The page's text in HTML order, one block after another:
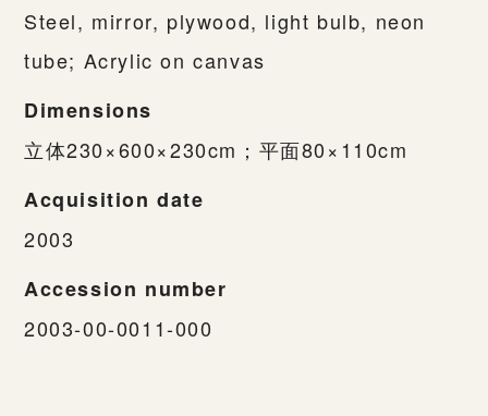
Steel, mirror, plywood, light bulb, neon
tube; Acrylic on canvas
Dimensions
立体230×600×230cm；平面80×110cm
Acquisition date
2003
Accession number
2003-00-0011-000